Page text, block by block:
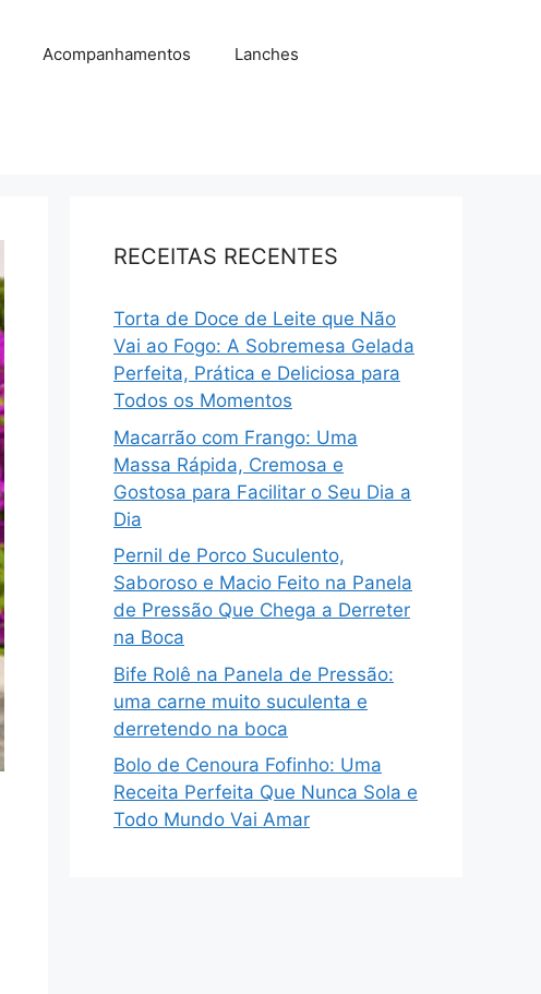
Acompanhamentos Lanches
RECEITAS RECENTES
Torta de Doce de Leite que Não
Vai ao Fogo: A Sobremesa Gelada
Perfeita, Prática e Deliciosa para
Todos os Momentos
Macarrão com Frango: Uma
Massa Rápida, Cremosa e
Gostosa para Facilitar o Seu Dia a
Dia
Pernil de Porco Suculento,
Saboroso e Macio Feito na Panela
de Pressão Que Chega a Derreter
na Boca
Bife Rolê na Panela de Pressão:
uma carne muito suculenta e
derretendo na boca
Bolo de Cenoura Fofinho: Uma
Receita Perfeita Que Nunca Sola e
Todo Mundo Vai Amar